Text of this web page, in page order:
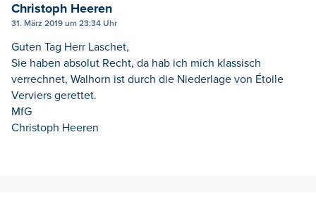
Christoph Heeren
31. März 2019 um 23:34 Uhr
Guten Tag Herr Laschet,
Sie haben absolut Recht, da hab ich mich klassisch
verrechnet, Walhorn ist durch die Niederlage von Étoile
Verviers gerettet.
MfG
Christoph Heeren